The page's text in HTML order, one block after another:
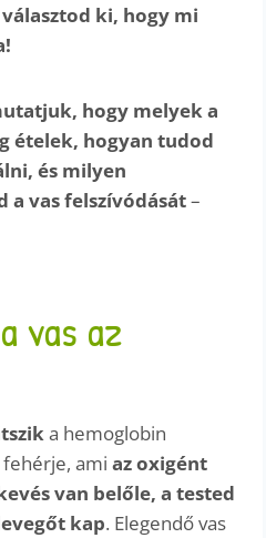
ki, hogy mi
hogy melyek a
ételek, hogyan tudod
és milyen
vas felszívódását–
vas az
a hemoglobin
fehérje, amiaz oxigént
van belőle, a tested
kap. Elegendő vas